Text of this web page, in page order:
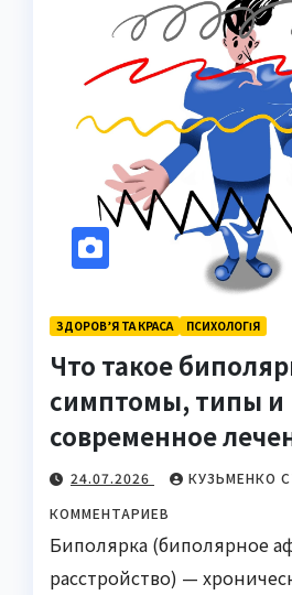
ЗДОРОВ’Я ТА КРАСА ПСИХОЛОГІЯ
Что такое
симптомы, типы и
современное
24.07.2026 КУЗЬМЕНКО
КОММЕНТАРИЕВ
Биполярка (биполярное
расстройство) —